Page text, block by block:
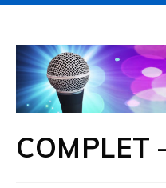
COMPLET